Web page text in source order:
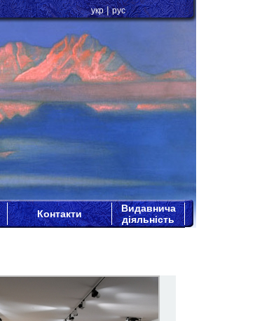
укр|рус
Контакти
Видавнича
діяльність